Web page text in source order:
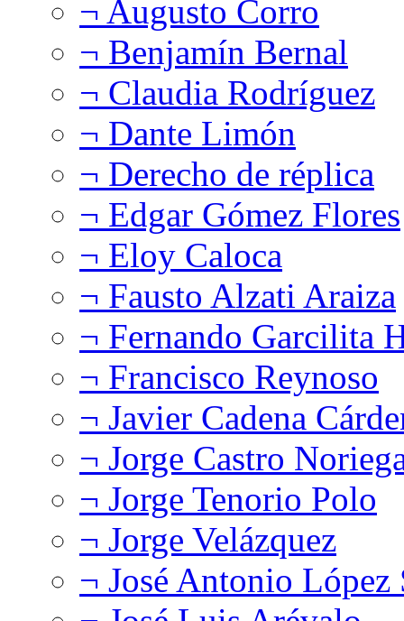
¬ Augusto Corro
¬ Benjamín Bernal
¬ Claudia Rodríguez
¬ Dante Limón
¬ Derecho de réplica
¬ Edgar Gómez Flores
¬ Eloy Caloca
¬ Fausto Alzati Araiza
¬ Fernando Garcilita
¬ Francisco Reynoso
¬ Javier Cadena
¬ Jorge Castro
¬ Jorge Tenorio Polo
¬ Jorge Velázquez
¬ José Antonio López